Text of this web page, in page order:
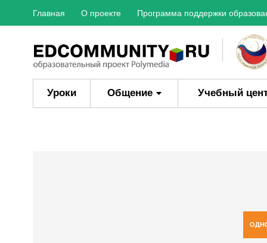
Главная О проекте Программа поддержки
Уроки Общение Учебный